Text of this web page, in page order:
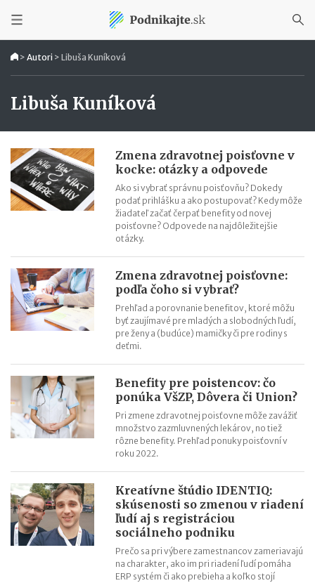
> Autori > Libuša Kuníková
Libuša Kuníková
Zmena zdravotnej poisťovne v
kocke: otázky a odpovede
Ako si vybrať správnu poisťovňu? Dokedy
podať prihlášku a ako postupovať? Kedy môže
žiadateľ začať čerpať benefity od novej
poisťovne? Odpovede na najdôležitejšie
otázky.
Zmena zdravotnej poisťovne:
podľa čoho si vybrať?
Prehľad a porovnanie benefitov, ktoré môžu
byť zaujímavé pre mladých a slobodných ľudí,
pre ženy a (budúce) mamičky či pre rodiny s
deťmi.
Benefity pre poistencov: čo
ponúka VšZP, Dôvera či Union?
Pri zmene zdravotnej poisťovne môže zavážiť
množstvo zazmluvnených lekárov, no tiež
rôzne benefity. Prehľad ponuky poisťovní v
roku 2022.
Kreatívne štúdio IDENTIQ:
skúsenosti so zmenou v riadení
ľudí aj s registráciou
sociálneho podniku
Prečo sa pri výbere zamestnancov zameriavajú
na charakter, ako im pri riadení ľudí pomáha
ERP systém či ako prebieha a koľko stojí